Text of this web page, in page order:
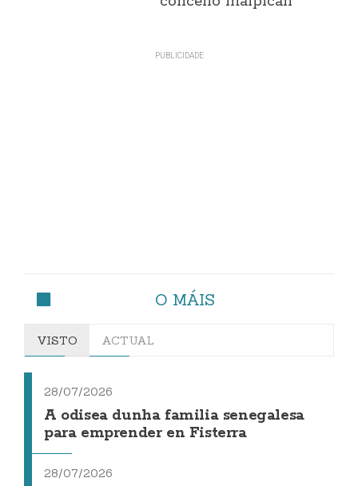
O MÁIS
VISTO ACTUAL
28/07/2026
A odisea dunha familia senegalesa
para emprender en Fisterra
28/07/2026